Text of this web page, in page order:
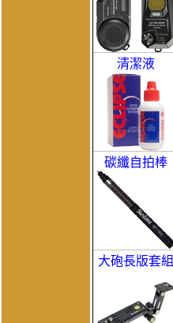
清潔液
碳纖自拍棒
大砲長版套組